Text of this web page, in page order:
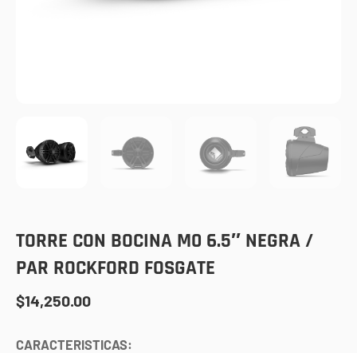
TORRE CON BOCINA M0 6.5″ NEGRA /
PAR ROCKFORD FOSGATE
$14,250.00
CARACTERISTICAS: